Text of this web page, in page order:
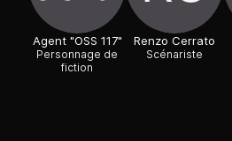
Agent "OSS 117"
Personnage de
fiction
Renzo Cerrato
Scénariste